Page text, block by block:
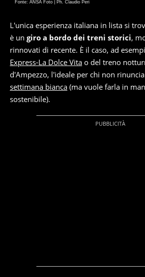
Fonte: ANSA Foto | Ph. Claudio Peri
L'unica esperienza italiana in lista si
è un giro a bordo dei treni storici,
rinnovati di recente. È il caso, ad
Express-La Dolce Vita o del treno
d'Ampezzo, l'ideale per chi non
settimana bianca (ma vuole farla in
sostenibile).